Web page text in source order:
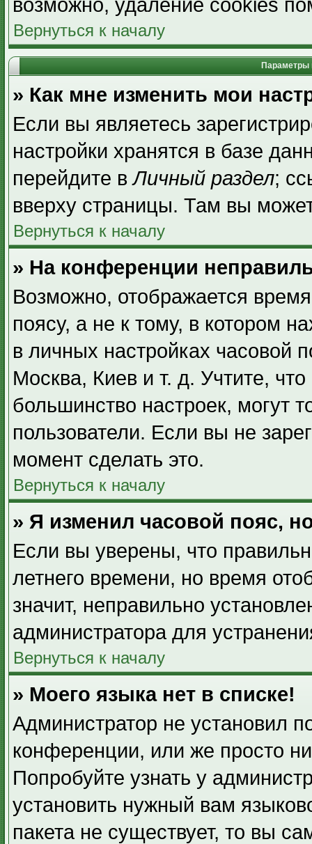
возможно, удаление cookies
Вернуться к началу
Параметры
» Как мне изменить мои
Если вы являетесь
настройки хранятся в базе
перейдите вЛичный раздел;
вверху страницы. Там вы
Вернуться к началу
» На конференции
Возможно, отображается
поясу, а не к тому, в котором
в личных настройках часовой
Москва, Киев и т. д. Учтите,
большинство настроек, могут
пользователи. Если вы не
момент сделать это.
Вернуться к началу
» Я изменил часовой пояс,
Если вы уверены, что
летнего времени, но время
значит, неправильно
администратора для
Вернуться к началу
» Моего языка нет в списке!
Администратор не установил
конференции, или же просто
Попробуйте узнать у
установить нужный вам
пакета не существует, то вы